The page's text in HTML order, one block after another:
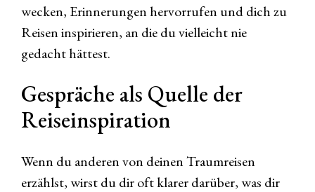
wecken, Erinnerungen hervorrufen und dich zu
Reisen inspirieren, an die du vielleicht nie
gedacht hättest.
Gespräche als Quelle der
Reiseinspiration
Wenn du anderen von deinen Traumreisen
erzählst, wirst du dir oft klarer darüber, was dir